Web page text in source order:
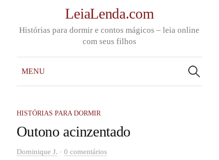
content
LeiaLenda.com
Histórias para dormir e contos mágicos – leia online
com seus filhos
MENU
por:
HISTÓRIAS PARA DORMIR
Outono acinzentado
Dominique J. - 0 comentários